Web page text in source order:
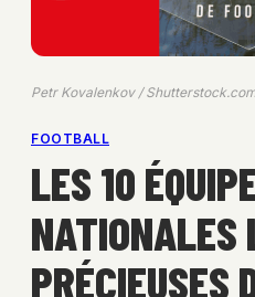
Petr Kovalenkov /
FOOTBALL
LES 10
NATIONALES
PRÉCIEUSES